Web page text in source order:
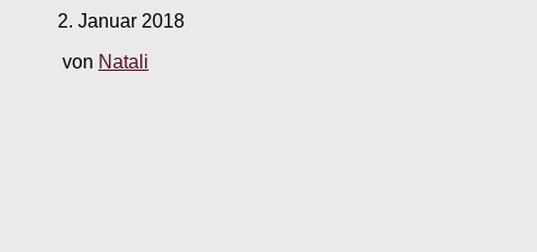
2. Januar 2018
von Natali